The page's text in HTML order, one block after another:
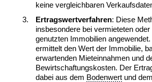
keine vergleichbaren
Ertragswertverfahren: Diese
insbesondere bei vermieteten
genutzten Immobilien
ermittelt den Wert der Immobilie,
erwartenden Mieteinnahmen und
Bewirtschaftungskosten. Der
dabei aus dem Bodenwert und dem